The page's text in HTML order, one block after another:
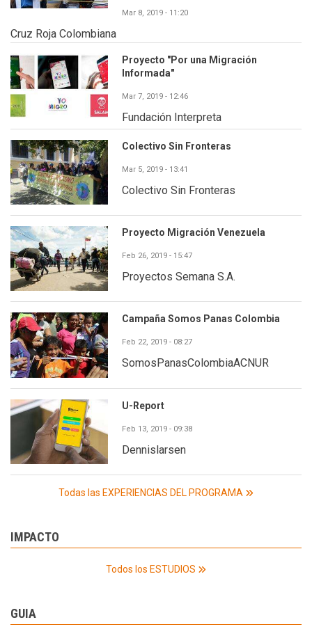
Mar 8, 2019 - 11:20
Cruz Roja Colombiana
Proyecto "Por una Migración
Informada"
Mar 7, 2019 - 12:46
Fundación Interpreta
Colectivo Sin Fronteras
Mar 5, 2019 - 13:41
Colectivo Sin Fronteras
Proyecto Migración Venezuela
Feb 26, 2019 - 15:47
Proyectos Semana S.A.
Campaña Somos Panas Colombia
Feb 22, 2019 - 08:27
SomosPanasColombiaACNUR
U-Report
Feb 13, 2019 - 09:38
Dennislarsen
Todas las EXPERIENCIAS DEL PROGRAMA
IMPACTO
Todos los ESTUDIOS
GUIA